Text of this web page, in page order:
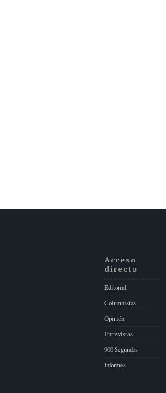
Acceso
directo
Editorial
Columnistas
Opinión
Entrevistas
900 Segundos
Informes